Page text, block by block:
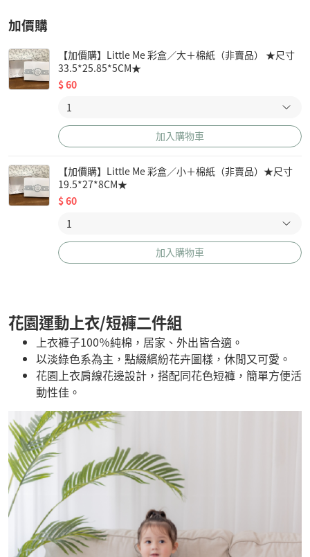
加價購
【加價購】Little Me 彩盒／大＋棉紙（非賣品） ★尺寸
33.5*25.85*5CM★
$60
加入購物車
【加價購】Little Me 彩盒／小＋棉紙（非賣品）★尺寸
19.5*27*8CM★
$60
加入購物車
花園運動上衣/短褲二件組
上衣褲子100％純棉，居家、外出皆合適。
以淡綠色系為主，點綴繽紛花卉圖樣，休閒又可愛。
花園上衣肩線花邊設計，搭配同花色短褲，簡單方便活
動性佳。